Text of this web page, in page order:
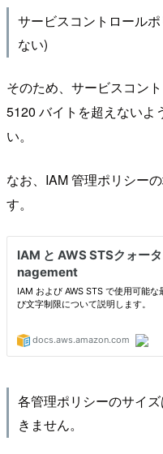
サービスコントロール
ない)
そのため、サービスコン
5120 バイトを超えないよ
い。
なお、IAM 管理ポリシー
す。
各管理ポリシーのサイ
きません。